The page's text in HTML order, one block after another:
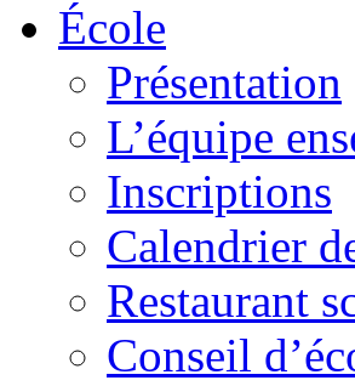
École
Présentation
L’équipe
Inscriptions
Calendrier
Restaurant
Conseil